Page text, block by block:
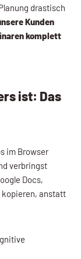
drastisch
Kunden
komplett
ist: Das
im Browser
verbringst
Docs,
kopieren, anstatt